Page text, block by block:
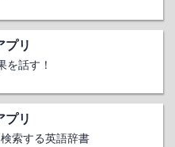
リ
を話す！
リ
索する英語辞書